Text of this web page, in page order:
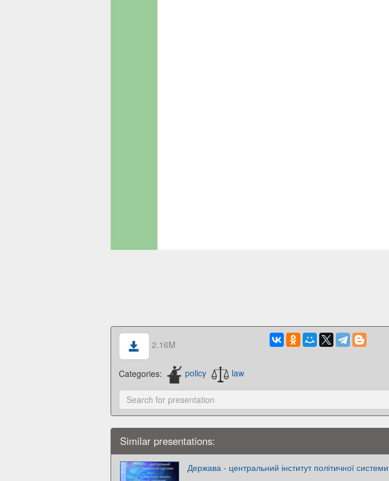
2.16M
Categories: policy law
Similar presentations:
Держава - центральний інститут політичної системи